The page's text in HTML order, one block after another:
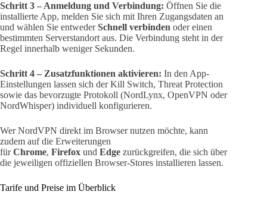
Schritt 3 – Anmeldung und Verbindung: Öffnen Sie die
installierte App, melden Sie sich mit Ihren Zugangsdaten an
und wählen Sie entwederSchnell verbinden oder einen
bestimmten Serverstandort aus. Die Verbindung steht in der
Regel innerhalb weniger Sekunden.
Schritt 4 – Zusatzfunktionen aktivieren: In den App-
Einstellungen lassen sich der Kill Switch, Threat Protection
sowie das bevorzugte Protokoll (NordLynx, OpenVPN oder
NordWhisper) individuell konfigurieren.
Wer NordVPN direkt im Browser nutzen möchte, kann
zudem auf die Erweiterungen
fürChrome, Firefox und Edge zurückgreifen, die sich über
die jeweiligen offiziellen Browser-Stores installieren lassen.
Tarife und Preise im Überblick